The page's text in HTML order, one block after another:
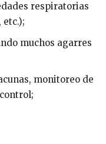
respiratorias
etc.);
muchos agarres
monitoreo de